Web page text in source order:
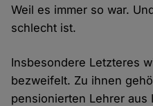
Weil es immer so war.
schlecht ist.
Insbesondere Letzteres
bezweifelt. Zu ihnen
pensionierten Lehrer aus